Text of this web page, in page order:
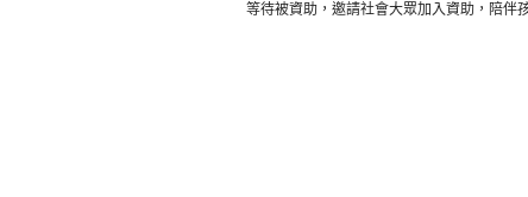
等待被資助，邀請社會大眾加入資助，陪伴